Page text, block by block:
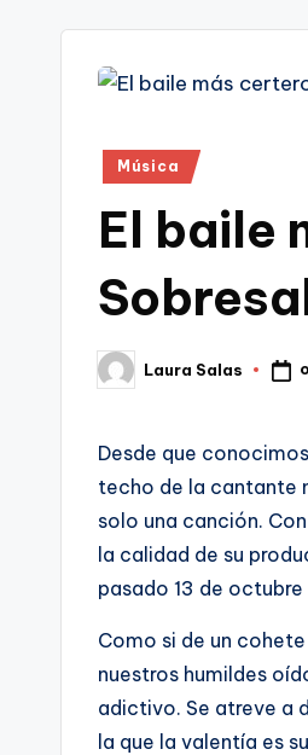
Publicado
Música
El baile
Publicado
por
Laura Salas
Desde que
techo de la cantante
solo una canción.
la calidad de su
pasado 13 de
Como si de un
nuestros humildes
adictivo. Se atreve a
la que la valentía es